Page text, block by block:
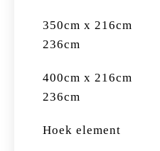
350cm x
236cm
400cm x
236cm
Hoek element